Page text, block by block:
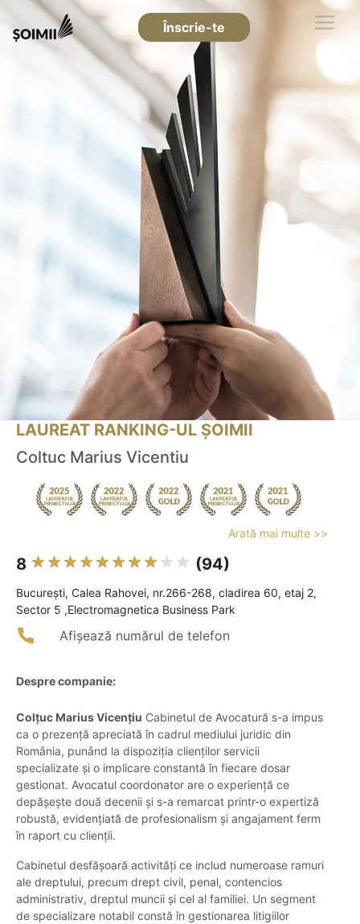
Înscrie-te
LAUREAT RANKING-UL ȘOIMII
Coltuc Marius Vicentiu
Arată mai multe >>
8 (94)
Bucureşti, Calea Rahovei, nr.266-268, cladirea 60, etaj 2,
Sector 5 ,Electromagnetica Business Park
Afișează numărul de telefon
Despre companie:
Colțuc Marius Vicențiu Cabinetul de Avocatură s-a impus
ca o prezență apreciată în cadrul mediului juridic din
România, punând la dispoziția clienților servicii
specializate și o implicare constantă în fiecare dosar
gestionat. Avocatul coordonator are o experiență ce
depășește două decenii și s-a remarcat printr-o expertiză
robustă, evidențiată de profesionalism și angajament ferm
în raport cu clienții.
Cabinetul desfășoară activități ce includ numeroase ramuri
ale dreptului, precum drept civil, penal, contencios
administrativ, dreptul muncii și cel al familiei. Un segment
de specializare notabil constă în gestionarea litigiilor